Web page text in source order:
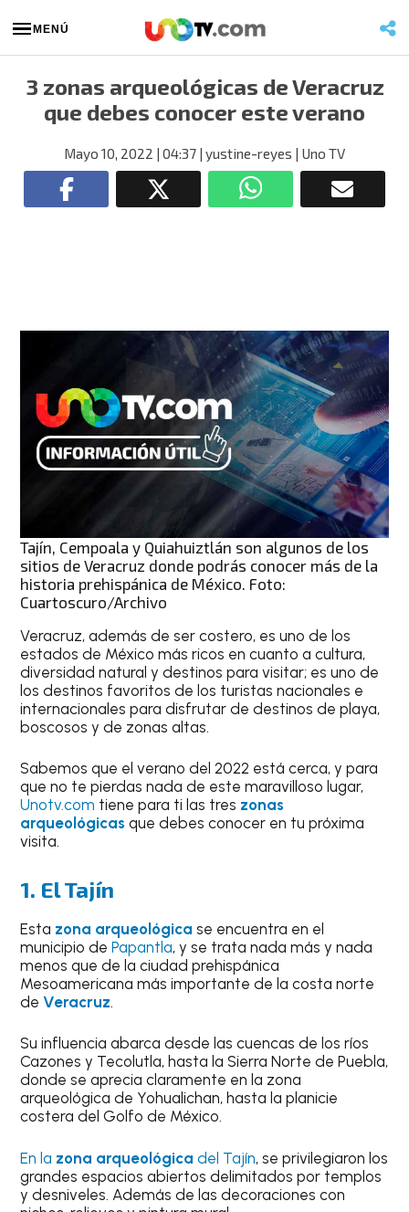
MENÚ
3 zonas arqueológicas de Veracruz
que debes conocer este verano
Mayo 10, 2022 | 04:37 | yustine-reyes | Uno TV
Tajín, Cempoala y Quiahuiztlán son algunos de los
sitios de Veracruz donde podrás conocer más de la
historia prehispánica de México. Foto:
Cuartoscuro/Archivo
Veracruz, además de ser costero, es uno de los
estados de México más ricos en cuanto a cultura,
diversidad natural y destinos para visitar; es uno de
los destinos favoritos de los turistas nacionales e
internacionales para disfrutar de destinos de playa,
boscosos y de zonas altas.
Sabemos que el verano del 2022 está cerca, y para
que no te pierdas nada de este maravilloso lugar,
Unotv.com tiene para ti las tres zonas
arqueológicas que debes conocer en tu próxima
visita.
1. El Tajín
Esta zona arqueológica se encuentra en el
municipio dePapantla, y se trata nada más y nada
menos que de la ciudad prehispánica
Mesoamericana más importante de la costa norte
deVeracruz.
Su influencia abarca desde las cuencas de los ríos
Cazones y Tecolutla, hasta la Sierra Norte de Puebla,
donde se aprecia claramente en la zona
arqueológica de Yohualichan, hasta la planicie
costera del Golfo de México.
En la zona arqueológica del Tajín, se privilegiaron los
grandes espacios abiertos delimitados por templos
y desniveles. Además de las decoraciones con